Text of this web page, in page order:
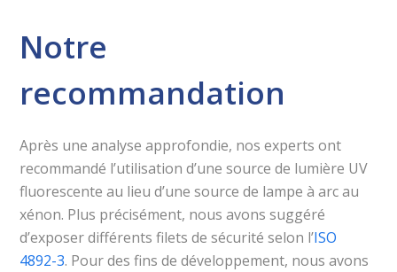
Notre
recommandation
Après une analyse approfondie, nos experts ont
recommandé l’utilisation d’une source de lumière UV
fluorescente au lieu d’une source de lampe à arc au
xénon. Plus précisément, nous avons suggéré
d’exposer différents filets de sécurité selon l’ISO
4892-3. Pour des fins de développement, nous avons